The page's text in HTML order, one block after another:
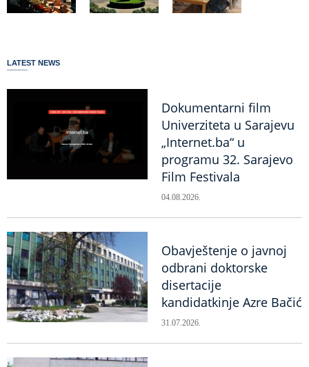
LATEST NEWS
Dokumentarni film
Univerziteta u Sarajevu
„Internet.ba“ u
programu 32. Sarajevo
Film Festivala
04.08.2026.
Obavještenje o javnoj
odbrani doktorske
disertacije
kandidatkinje Azre Bačić
31.07.2026.